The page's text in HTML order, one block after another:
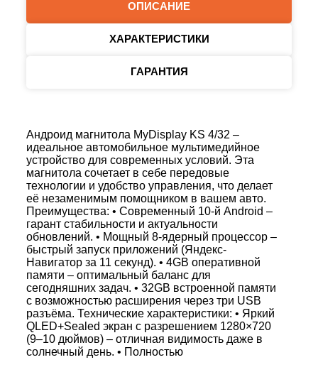
ОПИСАНИЕ
ХАРАКТЕРИСТИКИ
ГАРАНТИЯ
Андроид магнитола MyDisplay KS 4/32 –
идеальное автомобильное мультимедийное
устройство для современных условий. Эта
магнитола сочетает в себе передовые
технологии и удобство управления, что делает
её незаменимым помощником в вашем авто.
Преимущества: • Современный 10-й Android –
гарант стабильности и актуальности
обновлений. • Мощный 8-ядерный процессор –
быстрый запуск приложений (Яндекс-
Навигатор за 11 секунд). • 4GB оперативной
памяти – оптимальный баланс для
сегодняшних задач. • 32GB встроенной памяти
с возможностью расширения через три USB
разъёма. Технические характеристики: • Яркий
QLED+Sealed экран с разрешением 1280×720
(9–10 дюймов) – отличная видимость даже в
солнечный день. • Полностью